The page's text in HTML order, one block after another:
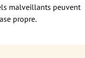
malveillants peuvent
propre.